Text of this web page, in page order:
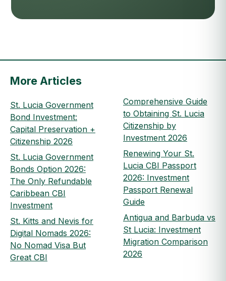
More Articles
St. Lucia Government
Bond Investment:
Capital Preservation +
Citizenship 2026
St. Lucia Government
Bonds Option 2026:
The Only Refundable
Caribbean CBI
Investment
St. Kitts and Nevis for
Digital Nomads 2026:
No Nomad Visa But
Great CBI
Comprehensive Guide
to Obtaining St. Lucia
Citizenship by
Investment 2026
Renewing Your St.
Lucia CBI Passport
2026: Investment
Passport Renewal
Guide
Antigua and Barbuda vs
St Lucia: Investment
Migration Comparison
2026